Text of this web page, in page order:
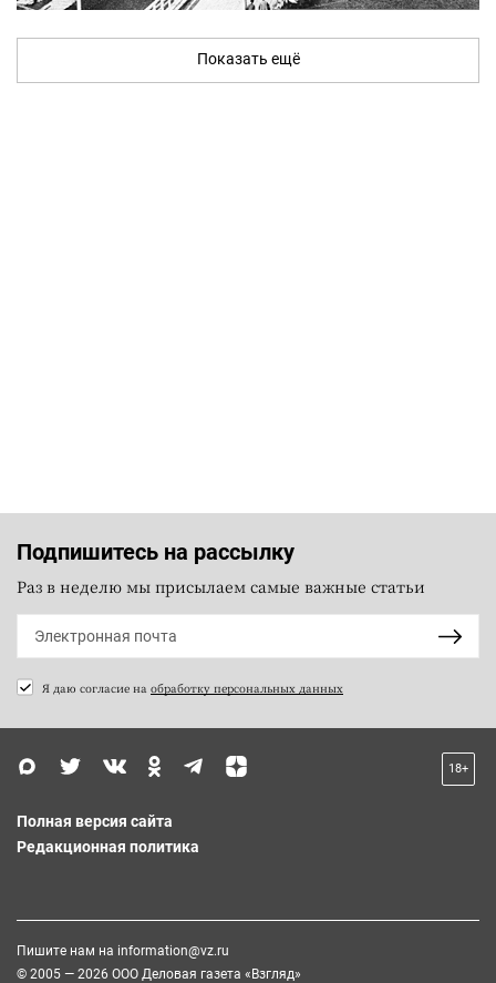
Показать ещё
Подпишитесь на рассылку
Раз в неделю мы присылаем самые важные статьи
Я даю согласие на обработку персональных данных
18+
Полная версия сайта
Редакционная политика
Пишите нам на information@vz.ru
© 2005 — 2026 ООО Деловая газета «Взгляд»